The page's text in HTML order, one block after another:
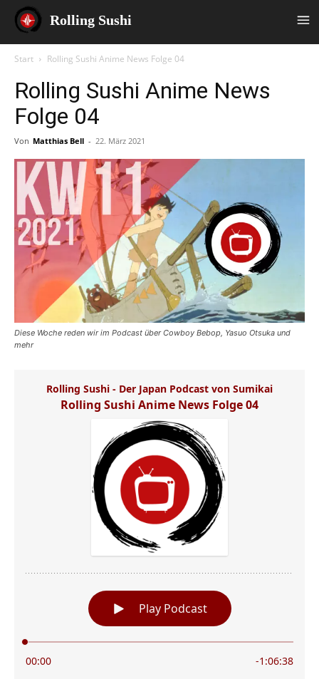
Rolling Sushi
Start Rolling Sushi Anime News Folge 04
Rolling Sushi Anime News
Folge 04
Von Matthias Bell - 22. März 2021
Diese Woche reden wir im Podcast über Cowboy Bebop, Yasuo Otsuka und
mehr